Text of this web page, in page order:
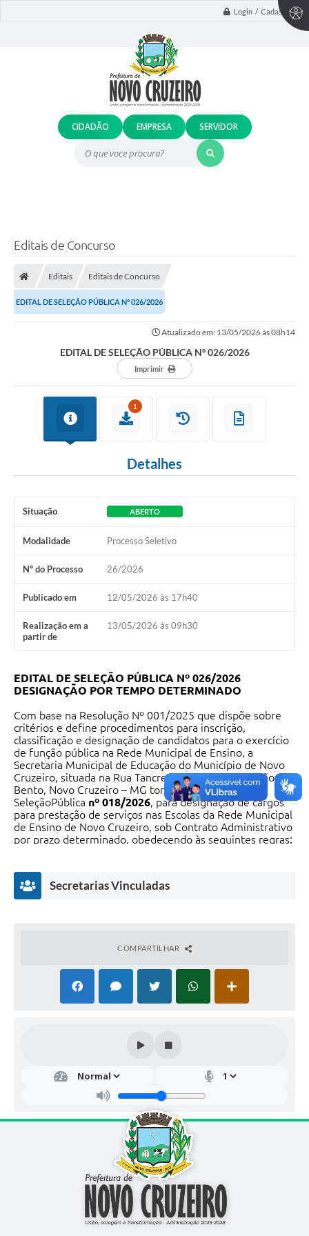
Login / Cadastro
O que voce procura?
CIDADÃO EMPRESA SERVIDOR
Editais de Concurso
Editais Editais de Concurso
EDITAL DE SELEÇÃO PÚBLICA Nº 026/2026
Atualizado em: 13/05/2026 às 08h14
EDITAL DE SELEÇÃO PÚBLICA Nº 026/2026
Imprimir
1
Detalhes
Situação ABERTO
Modalidade Processo Seletivo
Nº do Processo 26/2026
Publicado em 12/05/2026 às 17h40
Realização em a
partir de
13/05/2026 às 09h30
EDITAL DE SELEÇÃO PÚBLICA Nº 026/2026
DESIGNAÇÃO POR TEMPO DETERMINADO
Com base na Resolução Nº 001/2025 que dispõe sobre
critérios e define procedimentos para inscrição,
classificação e designação de candidatos para o exercício
de função pública na Rede Municipal de Ensino, a
Secretaria Municipal de Educação do Município de Novo
Cruzeiro, situada na Rua Tancredo Neves, Nº 367, São
Bento, Novo Cruzeiro – MG torna público o Edital de
SeleçãoPública nº 018/2026, para designação de cargos
para prestação de serviços nas Escolas da Rede Municipal
de Ensino de Novo Cruzeiro, sob Contrato Administrativo
por prazo determinado, obedecendo às seguintes regras:
CANDIDATOS
1.1 -
LOCAL DA SELEÇÃO: Secretaria Municipal de
Educação
Secretarias Vinculadas
caçã
COMPARTILHAR